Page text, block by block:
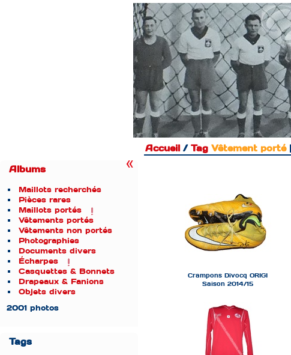
Albums
Maillots recherchés
Pièces rares
Maillots portés
Vêtements portés
Vêtements non portés
Photographies
Documents divers
Écharpes
Casquettes & Bonnets
Drapeaux & Fanions
Objets divers
2001 photos
Tags
Accueil / Tag Vêtement porté
Crampons Divocq ORIGI
Saison 2014/15